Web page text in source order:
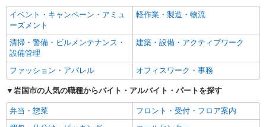
イベント・キャンペーン・アミュ
ーズメント
軽作業・製造・物流
清掃・警備・ビルメンテナンス・
設備管理
建築・設備・アクティブワーク
ファッション・アパレル オフィスワーク・事務
岩国市の人気の職種からバイト・アルバイト・パートを探す
弁当・惣菜
フロント・受付・フロア案内